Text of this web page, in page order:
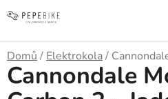
na
Domů / Elektrokola/
Cannondale